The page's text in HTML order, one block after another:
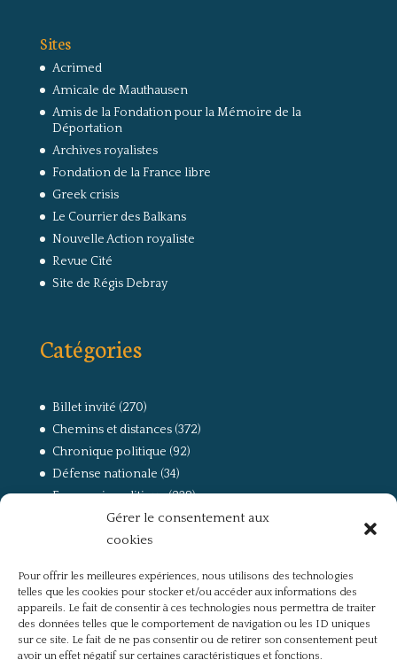
Gérer le consentement aux
cookies
Pour offrir les meilleures expériences, nous utilisons des technologies
telles que les cookies pour stocker et/ou accéder aux informations des
appareils. Le fait de consentir à ces technologies nous permettra de traiter
des données telles que le comportement de navigation ou les ID uniques
sur ce site. Le fait de ne pas consentir ou de retirer son consentement peut
avoir un effet négatif sur certaines caractéristiques et fonctions.
Sites
Acrimed
Amicale de Mauthausen
Amis de la Fondation pour la Mémoire de la
Déportation
Archives royalistes
Fondation de la France libre
Greek crisis
Le Courrier des Balkans
Nouvelle Action royaliste
Revue Cité
Site de Régis Debray
Catégories
Billet invité (270)
Chemins et distances(372)
Chronique politique (92)
Défense nationale (34)
Economie politique(238)
(168)
La guerre, la Résistance et la Déportation
Non classé(42)
Partis politiques, intelligentsia, médias(750)
Présentation(4)
Références(57)